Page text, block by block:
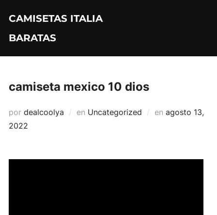
contenido
CAMISETAS ITALIA
BARATAS
camiseta mexico 10 dios
por dealcoolya en Uncategorized en Publicado
agosto 13,
2022